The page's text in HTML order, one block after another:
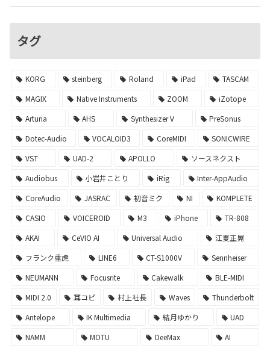
タグ
KORG steinberg Roland iPad
TASCAM
MAGIX
Native Instruments ZOOM
iZotope
Arturia
AHS Synthesizer V
PreSonus
Dotec-Audio
VOCALOID3 CoreMIDI
SONICWIRE
VST
UAD-2 APOLLO
ソースネクスト
Audiobus
小岩井ことり iRig
Inter-AppAudio
CoreAudio
JASRAC 初音ミク NI
KOMPLETE
CASIO
VOICEROID M3 iPhone
TR-808
AKAI
CeVIO AI Universal Audio
江夏正晃
フランク重虎
LINE6 CT-S1000V
Sennheiser
NEUMANN
Focusrite Cakewalk
BLE-MIDI
MIDI 2.0
耳コピ 村上社長 Waves
Thunderbolt
Antelope
IK Multimedia 結月ゆかり
UAD
NAMM
MOTU DeeMax AI